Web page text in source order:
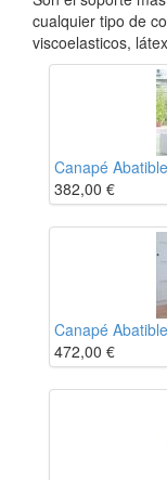
cualquier tipo de
viscoelasticos,
Canapé
382,00 €
Canapé
472,00 €